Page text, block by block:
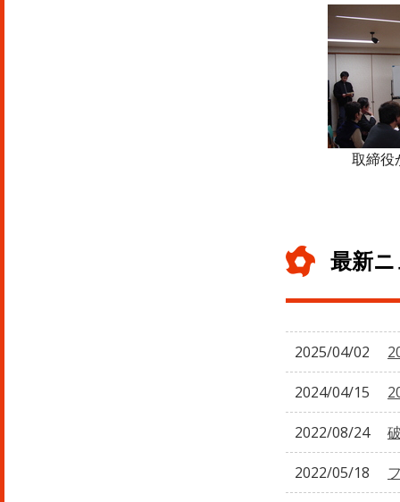
取締役
最新
2025/04/02
2024/04/15
2022/08/24
2022/05/18